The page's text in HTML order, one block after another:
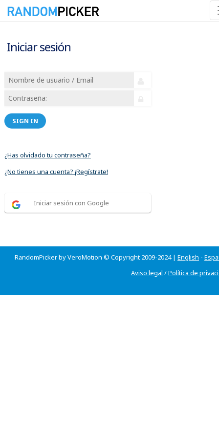
Iniciar sesión
SIGN IN
¿Has olvidado tu contraseña?
¿No tienes una cuenta? ¡Regístrate!
Iniciar sesión con Google
RandomPicker by VeroMotion © Copyright 2009-2024 | English -
Aviso legal /Política de